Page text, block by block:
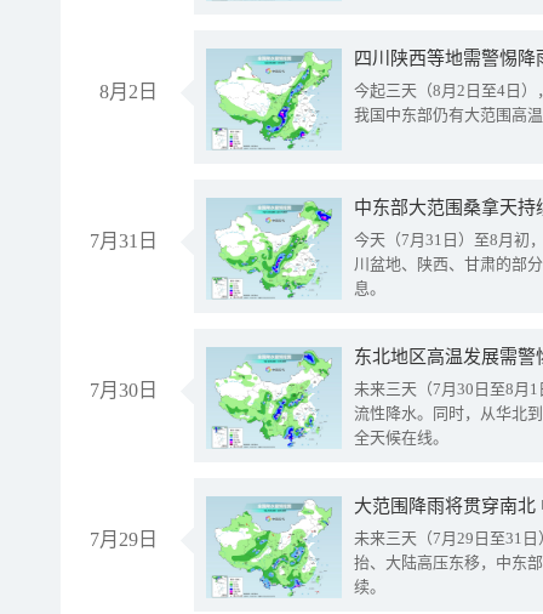
8月2日
今起三天（8月2日至4日
我国中东部仍有大范围高
7月31日
中东部大范围桑拿天
今天（7月31日）至8月初
川盆地、陕西、甘肃的部
息。
7月30日
东北地区高温发展需
未来三天（7月30日至8月
流性降水。同时，从华北
全天候在线。
7月29日
大范围降雨将贯穿南
未来三天（7月29日至31
抬、大陆高压东移，中东
续。